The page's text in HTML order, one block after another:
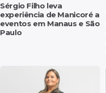
Sérgio Filho leva
experiência de Manicoré a
eventos em Manaus e São
Paulo